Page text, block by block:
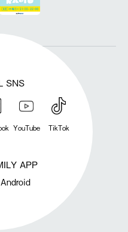
SNS
YouTube TikTok
APP
Android